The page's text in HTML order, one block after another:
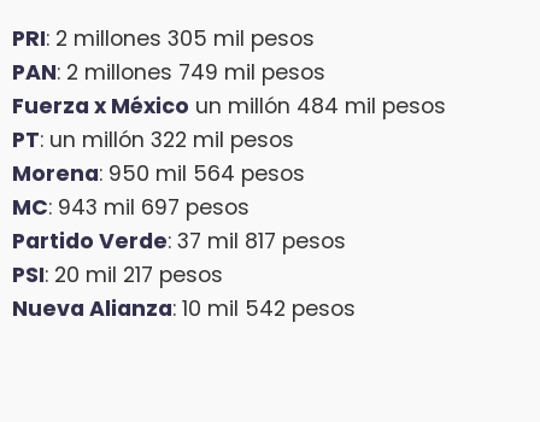
PRI: 2 millones 305 mil pesos
PAN: 2 millones 749 mil pesos
Fuerza x México un millón 484 mil pesos
PT: un millón 322 mil pesos
Morena: 950 mil 564 pesos
MC: 943 mil 697 pesos
Partido Verde: 37 mil 817 pesos
PSI: 20 mil 217 pesos
Nueva Alianza: 10 mil 542 pesos